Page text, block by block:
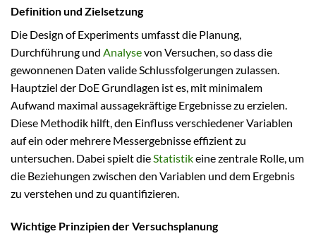
Definition und Zielsetzung
Die Design of Experiments umfasst die Planung,
Durchführung und Analysevon Versuchen, so dass die
gewonnenen Daten valide Schlussfolgerungen zulassen.
Hauptziel der DoE Grundlagen ist es, mit minimalem
Aufwand maximal aussagekräftige Ergebnisse zu erzielen.
Diese Methodik hilft, den Einfluss verschiedener Variablen
auf ein oder mehrere Messergebnisse effizient zu
untersuchen. Dabei spielt dieStatistikeine zentrale Rolle, um
die Beziehungen zwischen den Variablen und dem Ergebnis
zu verstehen und zu quantifizieren.
Wichtige Prinzipien der Versuchsplanung